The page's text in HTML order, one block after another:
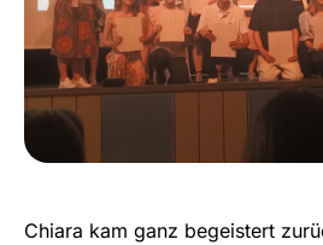
Chiara kam ganz begeistert